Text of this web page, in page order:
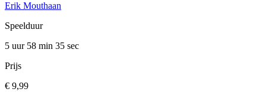
Erik Mouthaan
Speelduur
5 uur 58 min 35 sec
Prijs
€ 9,99